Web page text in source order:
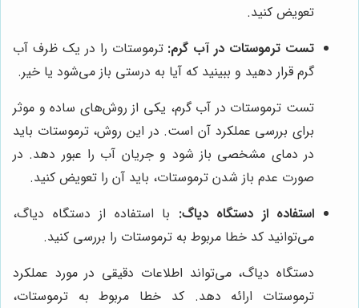
تعویض کنید.
تست ترموستات در آب گرم: ترموستات را در یک ظرف آب
گرم قرار دهید و ببینید که آیا به درستی باز می‌شود یا خیر.
تست ترموستات در آب گرم، یکی از روش‌های ساده و موثر
برای بررسی عملکرد آن است. در این روش، ترموستات باید
در دمای مشخصی باز شود و جریان آب را عبور دهد. در
صورت عدم باز شدن ترموستات، باید آن را تعویض کنید.
استفاده از دستگاه دیاگ: با استفاده از دستگاه دیاگ،
می‌توانید کد خطا مربوط به ترموستات را بررسی کنید.
دستگاه دیاگ، می‌تواند اطلاعات دقیقی در مورد عملکرد
ترموستات ارائه دهد. کد خطا مربوط به ترموستات،